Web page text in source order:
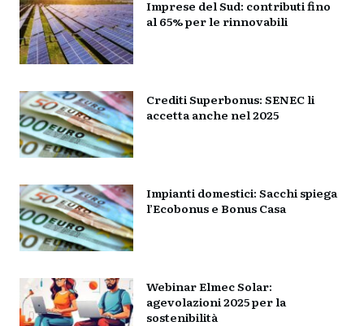
Imprese del Sud: contributi fino
al 65% per le rinnovabili
Crediti Superbonus: SENEC li
accetta anche nel 2025
Impianti domestici: Sacchi spiega
l’Ecobonus e Bonus Casa
Webinar Elmec Solar:
agevolazioni 2025 per la
sostenibilità